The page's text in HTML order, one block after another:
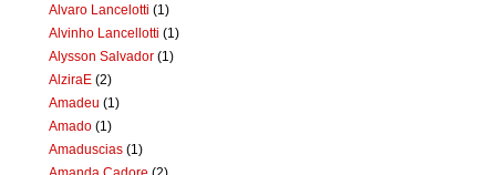
Alvaro Lancelotti (1)
Alvinho Lancellotti (1)
Alysson Salvador (1)
AlziraE (2)
Amadeu (1)
Amado (1)
Amaduscias (1)